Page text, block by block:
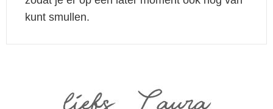
kunt smullen.